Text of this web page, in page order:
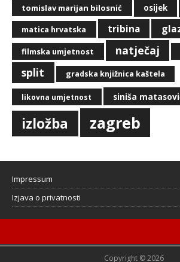
tomislav marijan bilosnić osijek
matica hrvatska tribina
filmska umjetnost natječaj
split gradska knjižnica kaštela
likovna umjetnost siniša
izložba zagreb
Impressum
Izjava o privatnosti
Copyright © 2026